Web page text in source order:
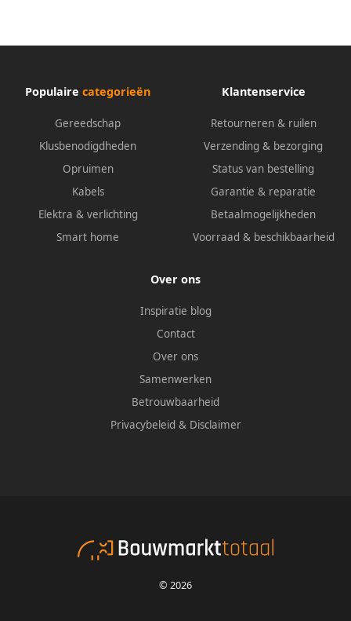
Populaire categorieën
Gereedschap
Klusbenodigdheden
Opruimen
Kabels
Elektra & verlichting
Smart home
Klantenservice
Retourneren & ruilen
Verzending & bezorging
Status van bestelling
Garantie & reparatie
Betaalmogelijkheden
Voorraad & beschikbaarheid
Over ons
Inspiratie blog
Contact
Over ons
Samenwerken
Betrouwbaarheid
Privacybeleid & Disclaimer
© 2026